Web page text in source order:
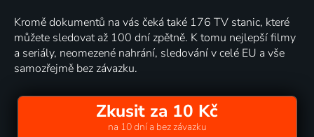
Kromě dokumentů na vás čeká také 176 TV stanic, které
můžete sledovat až 100 dní zpětně. K tomu nejlepší filmy
a seriály, neomezené nahrání, sledování v celé EU a vše
samozřejmě bez závazku.
Zkusit za 10 Kč
na 10 dní a bez závazku